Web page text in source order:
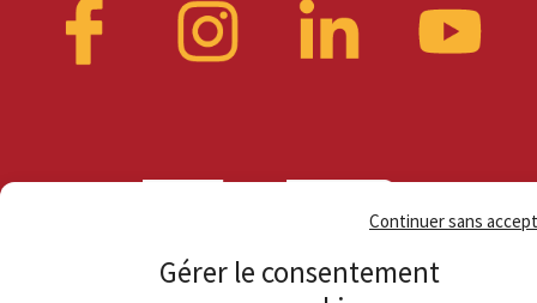
Gérer le consentement
Continuer sans